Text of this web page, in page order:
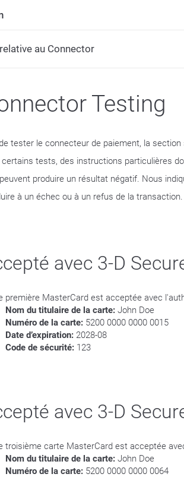
au Connector
Testing
tester le connecteur de paiement, la
certains tests, des instructions particulières
produire un résultat négatif. Nous
à un échec ou à un refus de la transaction.
avec 3-D
première MasterCard est acceptée avec
Nom du titulaire de la carte: John Doe
Numéro de la carte: 5200 0000 0000 0015
Date d’expiration: 2028-08
Code de sécurité: 123
avec 3-D
troisième carte MasterCard est acceptée
Nom du titulaire de la carte: John Doe
Numéro de la carte: 5200 0000 0000 0064